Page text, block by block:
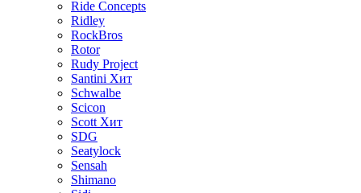
Ride Concepts
Ridley
RockBros
Rotor
Rudy Project
Santini Хит
Schwalbe
Scicon
Scott Хит
SDG
Seatylock
Sensah
Shimano